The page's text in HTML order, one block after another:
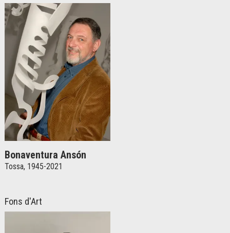
Bonaventura Ansón
Tossa, 1945-2021
Fons d'Art